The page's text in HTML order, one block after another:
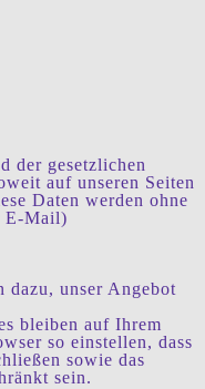
der gesetzlichen
auf unseren Seiten
Daten werden ohne
E-Mail)
dazu, unser Angebot
bleiben auf Ihrem
so einstellen, dass
sowie das
sein.